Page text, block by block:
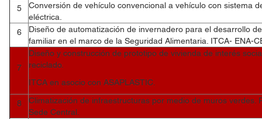
5
Conversión de vehículo convencional a vehículo con sistema
eléctrica.
6
Diseño de automatización de invernadero para el desarrollo
familiar en el marco de la Seguridad Alimentaria. ITCA- ENA-
7
Diseño y construcción de prototipo de vivienda de interés
reciclado.
ITCA en asocio con ASAPLASTIC.
8
Climatización de infraestructuras por medio de muros verdes.
Sede Central.